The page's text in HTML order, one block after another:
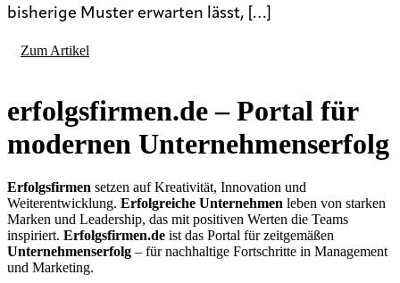
bisherige Muster erwarten lässt, […]
Zum Artikel
erfolgsfirmen.de – Portal für
modernen Unternehmens­erfolg
Erfolgsfirmen setzen auf Kreativität, Innovation und
Weiterentwicklung. Erfolgreiche Unternehmen leben von starken
Marken und Leadership, das mit positiven Werten die Teams
inspiriert. Erfolgsfirmen.de ist das Portal für zeitgemäßen
Unternehmenserfolg – für nachhaltige Fortschritte in Management
und Marketing.